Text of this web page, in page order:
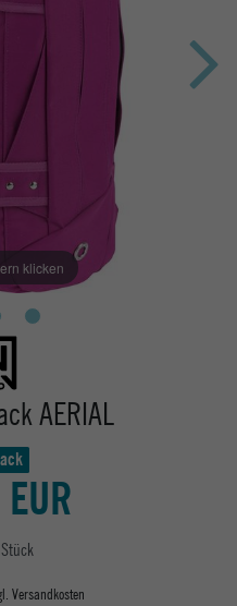
klicken
AERIAL
Stück
Versandkosten